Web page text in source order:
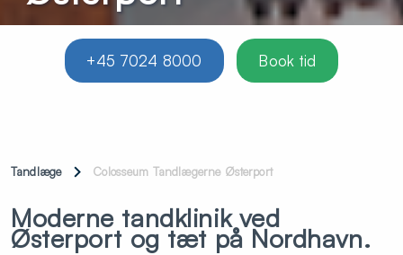
+45 7024 8000 Book tid
Tandlæge Colosseum Tandlægerne Østerport
Moderne tandklinik ved
Østerport og tæt på Nordhavn.